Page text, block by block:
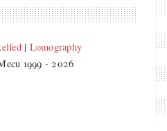
| Lomography
1999 - 2026